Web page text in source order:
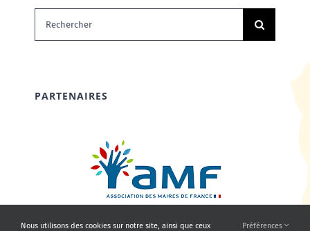
Rechercher:
PARTENAIRES
Nous utilisons des cookies sur notre site, ainsi que ceux Préférences